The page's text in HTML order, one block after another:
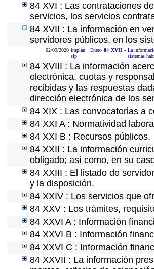
84 XVI : Las contrataciones
servicios, los servicios
84 XVII : La información en
servidores públicos, en los
02/09/2020 implan
slp
Enero 84 XVII - La
sistemas
84 XVIII : La información
electrónica, cuotas y
recibidas y las respuestas
dirección electrónica de los
84 XIX : Las convocatorias a
84 XXI A : Normatividad
84 XXI B : Recursos públicos.
84 XXII : La información
obligado; así como, en su
84 XXIII : El listado de
y la disposición.
84 XXIV : Los servicios que
84 XXV : Los trámites,
84 XXVI A : Información
84 XXVI B : Información
84 XXVI C : Información
84 XXVII : La información